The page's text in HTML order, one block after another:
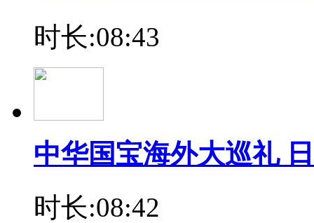
时长:08:43
中华国宝海外大巡礼
时长:08:42